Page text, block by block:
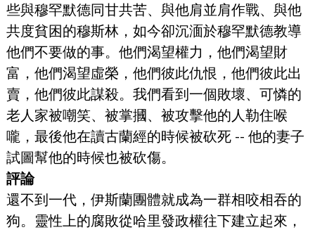
些與穆罕默德同甘共苦、與他肩並肩作戰、與他
共度貧困的穆斯林，如今卻沉湎於穆罕默德教導
他們不要做的事。他們渴望權力，他們渴望財
富，他們渴望虛榮，他們彼此仇恨，他們彼此出
賣，他們彼此謀殺。我們看到一個敗壞、可憐的
老人家被嘲笑、被掌摑、被攻擊他的人勒住喉
嚨，最後他在讀古蘭經的時候被砍死 -- 他的妻子
試圖幫他的時候也被砍傷。
評論
還不到一代，伊斯蘭團體就成為一群相咬相吞的
狗。靈性上的腐敗從哈里發政權往下建立起來，